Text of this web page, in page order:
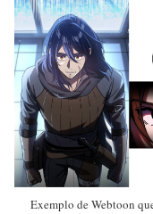
Exemplo de Webtoon